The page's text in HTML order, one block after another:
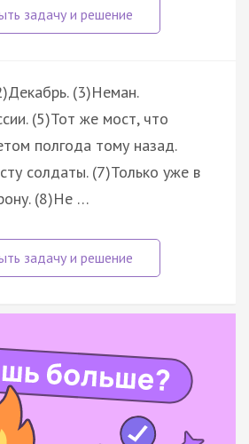
(3)Неман.
(5)Тот же мост, что
полгода тому назад.
солдаты. (7)Только уже в
(8)Не …